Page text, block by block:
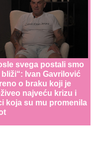
svega postali smo
bliži“: Ivan Gavrilović
o braku koji je
najveću krizu i
koja su mu promenila